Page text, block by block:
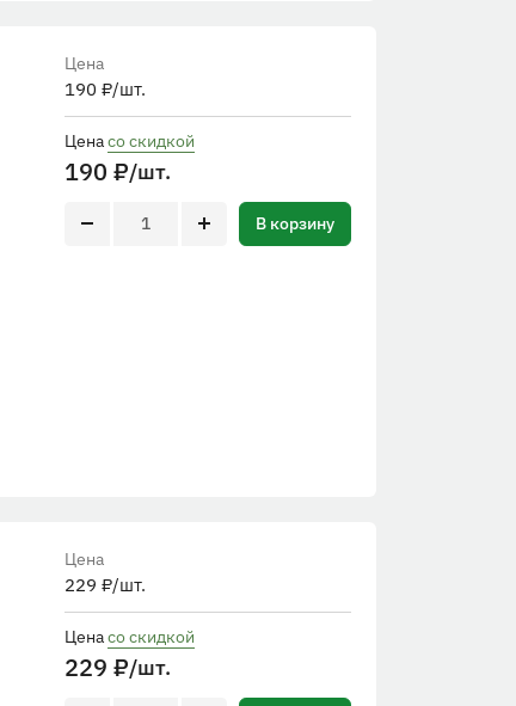
Цена
190 ₽/шт.
Ценасо скидкой
190 ₽/шт.
В корзину
Цена
229 ₽/шт.
Ценасо скидкой
229 ₽/шт.